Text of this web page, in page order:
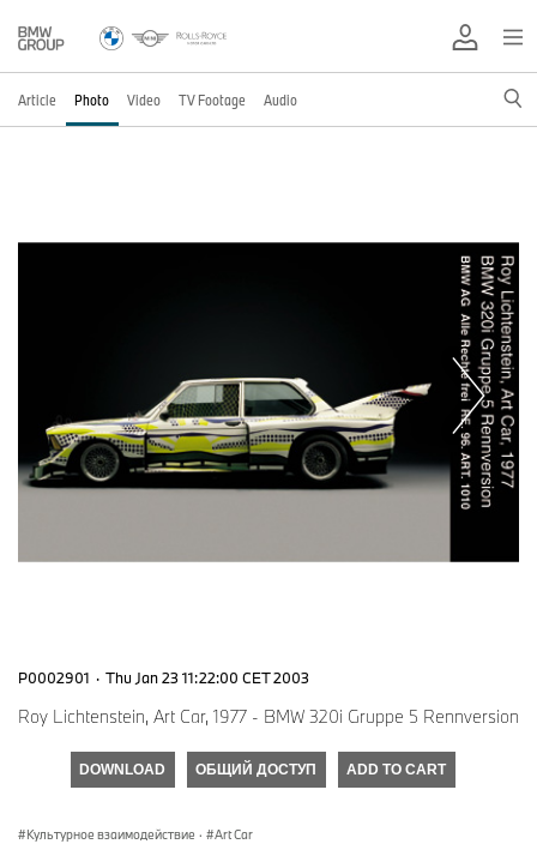
Article Photo Video TV Footage Audio
P0002901 · Thu Jan 23 11:22:00 CET 2003
Roy Lichtenstein, Art Car, 1977 - BMW 320i Gruppe 5 Rennversion
DOWNLOAD ОБЩИЙ ДОСТУП ADD TO CART
Культурное взаимодействие · Art Car